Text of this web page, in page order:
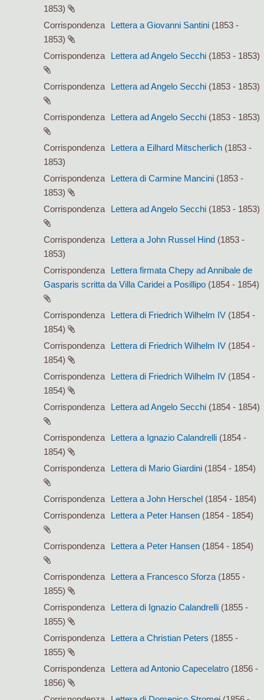
1853)
Corrispondenza
Lettera a Giovanni Santini (1853 -
1853)
Corrispondenza
Lettera ad Angelo Secchi (1853 - 1853)
Corrispondenza Lettera ad Angelo Secchi (1853 - 1853)
Corrispondenza Lettera ad Angelo Secchi (1853 - 1853)
Corrispondenza Lettera a Eilhard Mitscherlich (1853 -
1853)
Corrispondenza
Lettera di Carmine Mancini (1853 -
1853)
Corrispondenza
Lettera ad Angelo Secchi (1853 - 1853)
Corrispondenza Lettera a John Russel Hind (1853 -
1853)
Corrispondenza
Lettera firmata Chepy ad Annibale de
Gasparis scritta da Villa Caridei a Posillipo (1854 - 1854)
Corrispondenza Lettera di Friedrich Wilhelm IV (1854 -
1854)
Corrispondenza
Lettera di Friedrich Wilhelm IV (1854 -
1854)
Corrispondenza
Lettera di Friedrich Wilhelm IV (1854 -
1854)
Corrispondenza
Lettera ad Angelo Secchi (1854 - 1854)
Corrispondenza Lettera a Ignazio Calandrelli (1854 -
1854)
Corrispondenza
Lettera di Mario Giardini (1854 - 1854)
Corrispondenza Lettera a John Herschel (1854 - 1854)
Corrispondenza
Lettera a Peter Hansen (1854 - 1854)
Corrispondenza Lettera a Peter Hansen (1854 - 1854)
Corrispondenza Lettera a Francesco Sforza (1855 -
1855)
Corrispondenza
Lettera di Ignazio Calandrelli (1855 -
1855)
Corrispondenza
Lettera a Christian Peters (1855 -
1855)
Corrispondenza
Lettera ad Antonio Capecelatro (1856 -
1856)